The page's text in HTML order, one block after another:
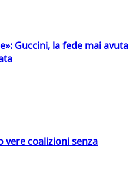
Guccini, la fede mai avuta
vere coalizioni senza